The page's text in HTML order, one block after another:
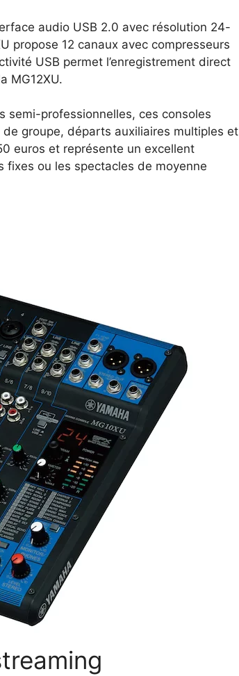
audio USB 2.0 avec résolution 24-
propose 12 canaux avec compresseurs
USB permet l’enregistrement direct
MG12XU.
semi-professionnelles, ces consoles
groupe, départs auxiliaires multiples et
euros et représente un excellent
fixes ou les spectacles de moyenne